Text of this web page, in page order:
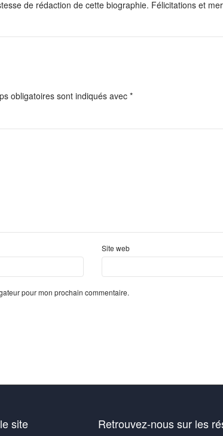
de rédaction de cette biographie. Félicitations et
obligatoires sont indiqués avec *
Site web
pour mon prochain commentaire.
site Retrouvez-nous sur les